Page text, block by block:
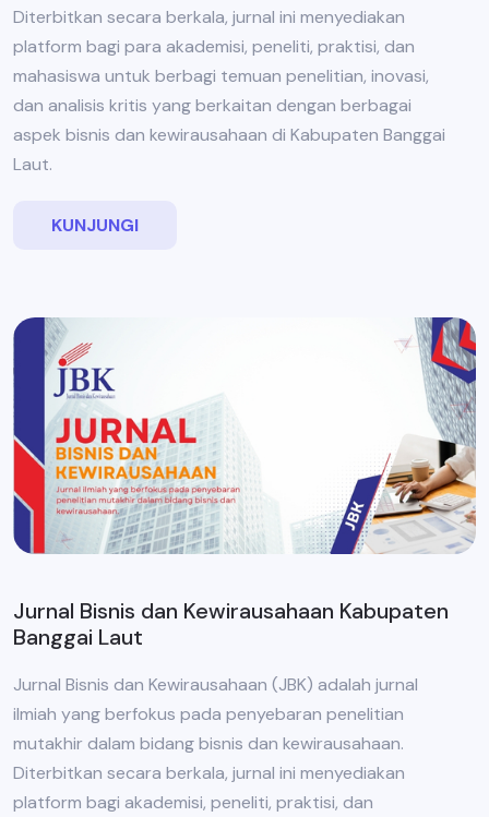
Diterbitkan secara berkala, jurnal ini menyediakan
platform bagi para akademisi, peneliti, praktisi, dan
mahasiswa untuk berbagi temuan penelitian, inovasi,
dan analisis kritis yang berkaitan dengan berbagai
aspek bisnis dan kewirausahaan di Kabupaten Banggai
Laut.
KUNJUNGI
Jurnal Bisnis dan Kewirausahaan Kabupaten
Banggai Laut
Jurnal Bisnis dan Kewirausahaan (JBK) adalah jurnal
ilmiah yang berfokus pada penyebaran penelitian
mutakhir dalam bidang bisnis dan kewirausahaan.
Diterbitkan secara berkala, jurnal ini menyediakan
platform bagi akademisi, peneliti, praktisi, dan